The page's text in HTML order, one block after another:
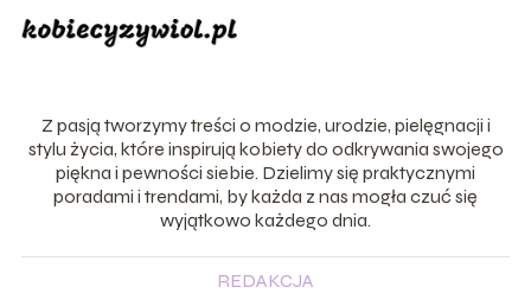
Z pasją tworzymy treści o modzie, urodzie, pielęgnacji i
stylu życia, które inspirują kobiety do odkrywania swojego
piękna i pewności siebie. Dzielimy się praktycznymi
poradami i trendami, by każda z nas mogła czuć się
wyjątkowo każdego dnia.
REDAKCJA